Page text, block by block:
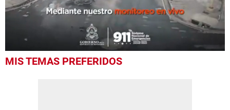
seconds
MIS TEMAS PREFERIDOS